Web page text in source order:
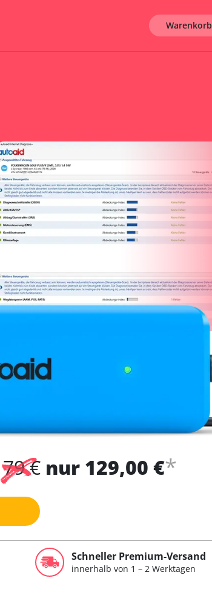
Warenkorb
€ nur 129,00 €*
Schneller Premium-Versand
innerhalb von 1 – 2 Werktagen